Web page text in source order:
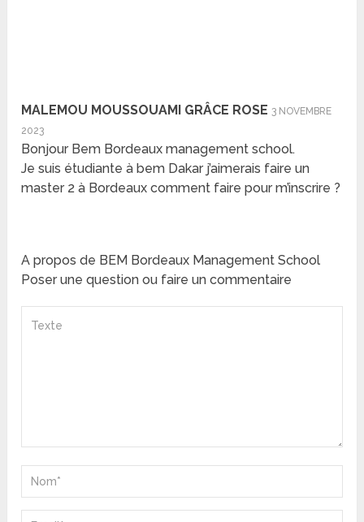
MALEMOU MOUSSOUAMI GRÂCE ROSE 3 NOVEMBRE
2023
Bonjour Bem Bordeaux management school.
Je suis étudiante à bem Dakar j’aimerais faire un
master 2 à Bordeaux comment faire pour m’inscrire ?
A propos de BEM Bordeaux Management School
Poser une question ou faire un commentaire